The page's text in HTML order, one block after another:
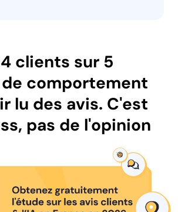
clients sur 5
comportement
lu des avis. C'est
pas de l'opinion